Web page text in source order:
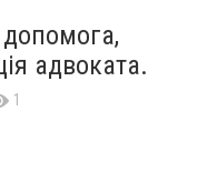
адвоката.
1